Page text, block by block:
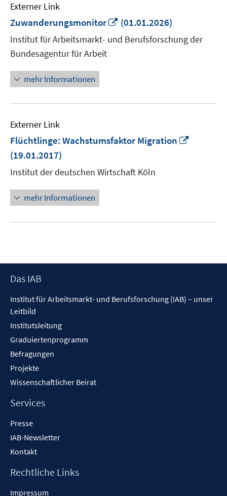
Externer Link
Zuwanderungsmonitor
In
neuem
Fenster
(01.01.2026)
Institut für Arbeitsmarkt- und Berufsforschung der
Bundesagentur für Arbeit
mehr Informationen
Externer Link
Flüchtlinge: Wachstumsfaktor Migration
(19.01.2017)
Institut der deutschen Wirtschaft Köln
mehr Informationen
Footer
Das IAB
Institut für Arbeitsmarkt- und Berufsforschung (IAB) – unser
Leitbild
Institutsleitung
Graduiertenprogramm
Befragungen
Projekte
Wissenschaftlicher Beirat
Services
Presse
IAB-Newsletter
Kontakt
Rechtliche Links
Impressum